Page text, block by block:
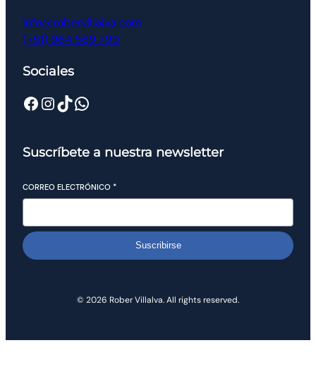
info@robervillalva.com
(+51) 964 569 799
Sociales
Suscríbete a nuestra newsletter
CORREO ELECTRÓNICO *
Suscribirse
© 2026 Rober Villalva. All rights reserved.